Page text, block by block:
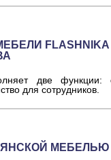
две функции:
для сотрудников.
МЕБЕЛЬЮ